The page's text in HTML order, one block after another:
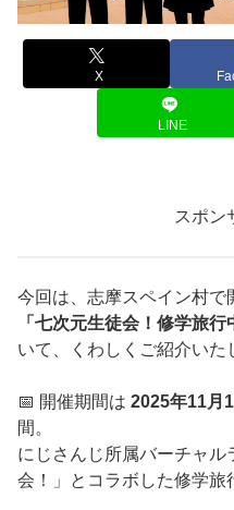
X
LINE
スポン
今回は、志摩スペイン村で
「七次元生徒会！修学旅行
いて、くわしくご紹介いた
📅 開催期間は 2025年11月
間。
にじさんじ所属バーチャ
会！」とコラボした修学旅